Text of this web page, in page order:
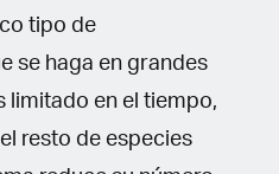
tipo de
se haga en grandes
limitado en el tiempo,
resto de especies